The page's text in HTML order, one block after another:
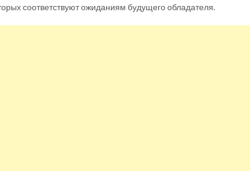
соответствуют ожиданиям будущего обладателя.